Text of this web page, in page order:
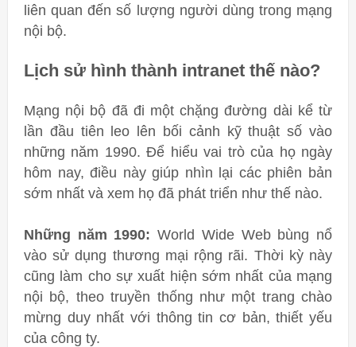
liên quan đến số lượng người dùng trong mạng
nội bộ.
Lịch sử hình thành intranet thế nào?
Mạng nội bộ đã đi một chặng đường dài kể từ
lần đầu tiên leo lên bối cảnh kỹ thuật số vào
những năm 1990. Để hiểu vai trò của họ ngày
hôm nay, điều này giúp nhìn lại các phiên bản
sớm nhất và xem họ đã phát triển như thế nào.
Những năm 1990: World Wide Web bùng nổ
vào sử dụng thương mại rộng rãi. Thời kỳ này
cũng làm cho sự xuất hiện sớm nhất của mạng
nội bộ, theo truyền thống như một trang chào
mừng duy nhất với thông tin cơ bản, thiết yếu
của công ty.